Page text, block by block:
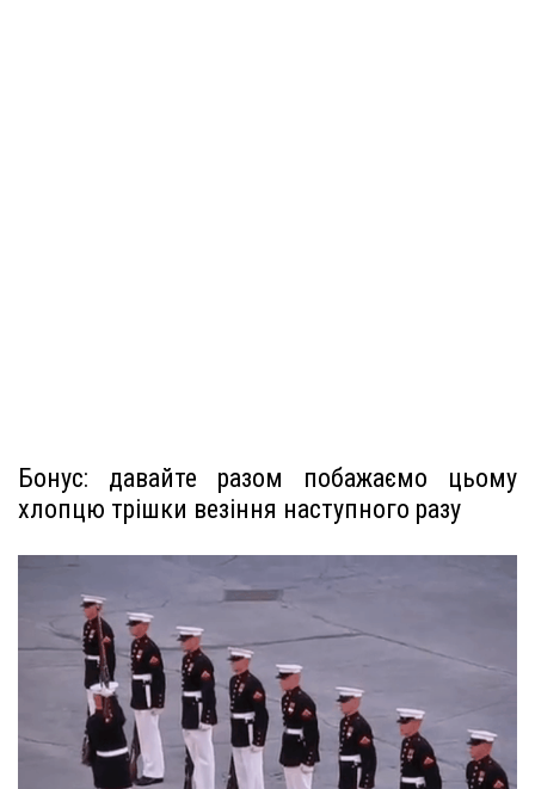
Бонус: давайте разом побажаємо цьому
хлопцю трішки везіння наступного разу